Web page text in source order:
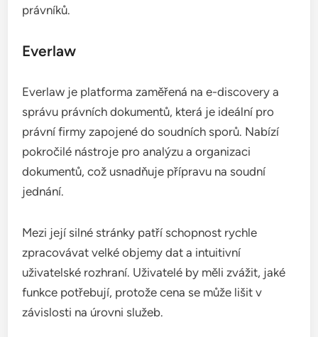
právníků.
Everlaw
Everlaw je platforma zaměřená na e-discovery a
správu právních dokumentů, která je ideální pro
právní firmy zapojené do soudních sporů. Nabízí
pokročilé nástroje pro analýzu a organizaci
dokumentů, což usnadňuje přípravu na soudní
jednání.
Mezi její silné stránky patří schopnost rychle
zpracovávat velké objemy dat a intuitivní
uživatelské rozhraní. Uživatelé by měli zvážit, jaké
funkce potřebují, protože cena se může lišit v
závislosti na úrovni služeb.